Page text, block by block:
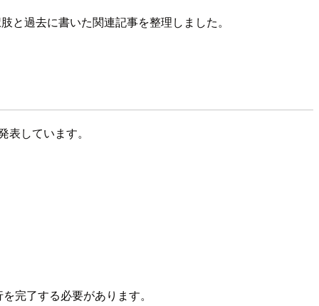
過去に書いた関連記事を整理しました。
しています。
完了する必要があります。